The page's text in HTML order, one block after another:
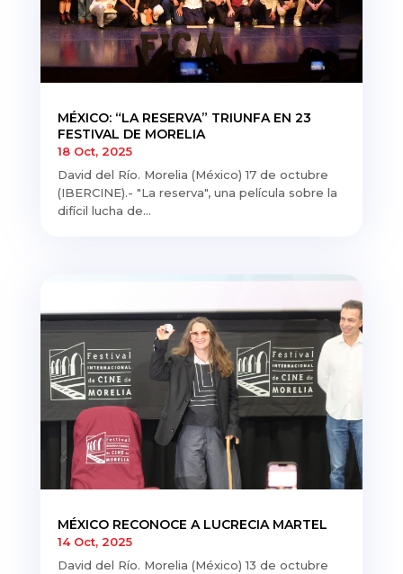
MÉXICO: “LA RESERVA” TRIUNFA EN 23
FESTIVAL DE MORELIA
18 Oct, 2025
David del Río. Morelia (México) 17 de octubre
(IBERCINE).- "La reserva", una película sobre la
difícil lucha de...
MÉXICO RECONOCE A LUCRECIA MARTEL
14 Oct, 2025
David del Río. Morelia (México) 13 de octubre